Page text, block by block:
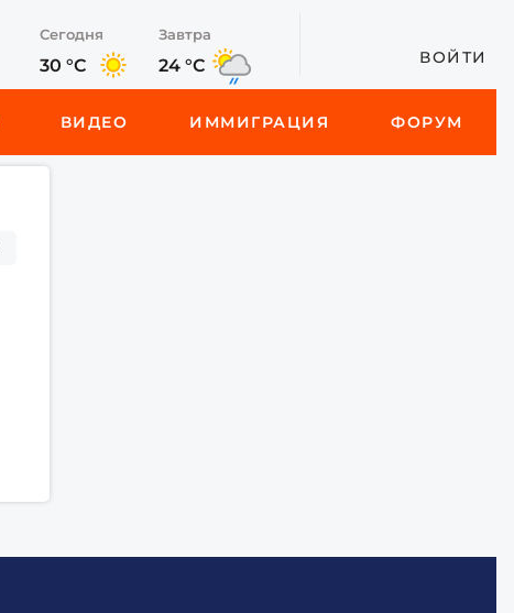
Сегодня
30 °C
Завтра
24 °C ВОЙТИ
ВИДЕО ИММИГРАЦИЯ ФОРУМ